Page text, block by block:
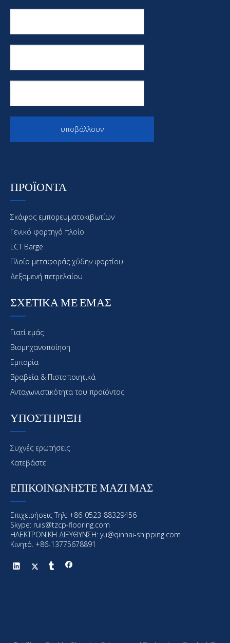
υποβάλλουν
ΠΡΟΪΟΝΤΑ
Σκάφος εμπορευματοκιβωτίων
Γενικό φορτηγό πλοίο
LCT Barge
Πλοίο μεταφοράς χύδην φορτίου
Δεξαμενή πετρελαίου
ΣΧΕΤΙΚΑ ΜΕ ΕΜΑΣ
Γιατί εμάς
Βιομηχανοποίηση
Εμπορία
Βραβεία & Πιστοποιητικά
Ανταγωνιστικότητα του προϊόντος
ΥΠΟΣΤΗΡΙΞΗ
Συχνές ερωτήσεις
Κατεβάστε
ΕΠΙΚΟΙΝΩΝΗΣΤΕ ΜΑΖΙ ΜΑΣ
Επιχειρήσεις Τηλ: +86-0523-88329456
Skype: ruis@tzcp-flooring.com
ΗΛΕΚΤΡΟΝΙΚΗ ΔΙΕΥΘΥΝΣΗ: yu@qinhai-shipping.com
Κινητό. +86-13775678891